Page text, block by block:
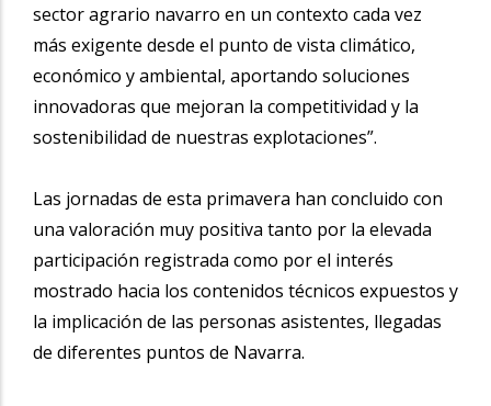
sector agrario navarro en un contexto cada vez
más exigente desde el punto de vista climático,
económico y ambiental, aportando soluciones
innovadoras que mejoran la competitividad y la
sostenibilidad de nuestras explotaciones”.
Las jornadas de esta primavera han concluido con
una valoración muy positiva tanto por la elevada
participación registrada como por el interés
mostrado hacia los contenidos técnicos expuestos y
la implicación de las personas asistentes, llegadas
de diferentes puntos de Navarra.